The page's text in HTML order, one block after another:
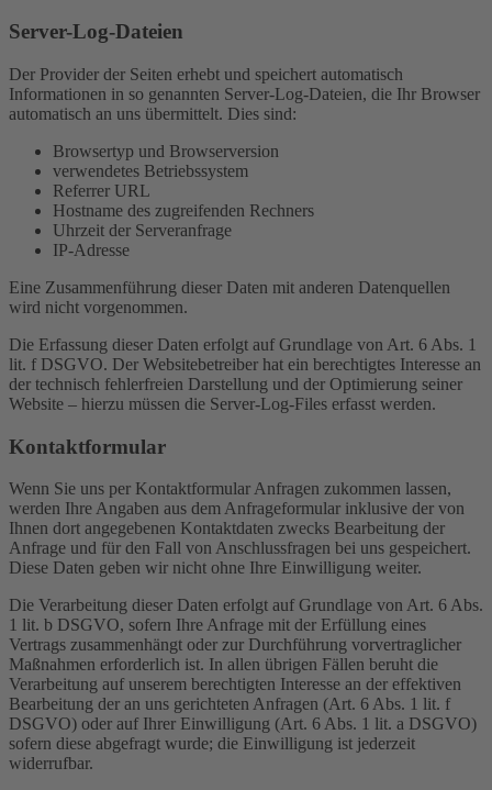
Server-Log-Dateien
Der Provider der Seiten erhebt und speichert automatisch
Informationen in so genannten Server-Log-Dateien, die Ihr Browser
automatisch an uns übermittelt. Dies sind:
Browsertyp und Browserversion
verwendetes Betriebssystem
Referrer URL
Hostname des zugreifenden Rechners
Uhrzeit der Serveranfrage
IP-Adresse
Eine Zusammenführung dieser Daten mit anderen Datenquellen
wird nicht vorgenommen.
Die Erfassung dieser Daten erfolgt auf Grundlage von Art. 6 Abs. 1
lit. f DSGVO. Der Websitebetreiber hat ein berechtigtes Interesse an
der technisch fehlerfreien Darstellung und der Optimierung seiner
Website – hierzu müssen die Server-Log-Files erfasst werden.
Kontaktformular
Wenn Sie uns per Kontaktformular Anfragen zukommen lassen,
werden Ihre Angaben aus dem Anfrageformular inklusive der von
Ihnen dort angegebenen Kontaktdaten zwecks Bearbeitung der
Anfrage und für den Fall von Anschlussfragen bei uns gespeichert.
Diese Daten geben wir nicht ohne Ihre Einwilligung weiter.
Die Verarbeitung dieser Daten erfolgt auf Grundlage von Art. 6 Abs.
1 lit. b DSGVO, sofern Ihre Anfrage mit der Erfüllung eines
Vertrags zusammenhängt oder zur Durchführung vorvertraglicher
Maßnahmen erforderlich ist. In allen übrigen Fällen beruht die
Verarbeitung auf unserem berechtigten Interesse an der effektiven
Bearbeitung der an uns gerichteten Anfragen (Art. 6 Abs. 1 lit. f
DSGVO) oder auf Ihrer Einwilligung (Art. 6 Abs. 1 lit. a DSGVO)
sofern diese abgefragt wurde; die Einwilligung ist jederzeit
widerrufbar.